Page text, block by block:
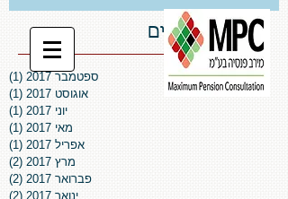
ארכיון פרסומים
ספטמבר 2017 (1)
אוגוסט 2017
(1)
יוני 2017
(1)
מאי 2017
(1)
אפריל 2017
(1)
מרץ 2017
(2)
פברואר 2017
(2)
ינואר 2017
(2)